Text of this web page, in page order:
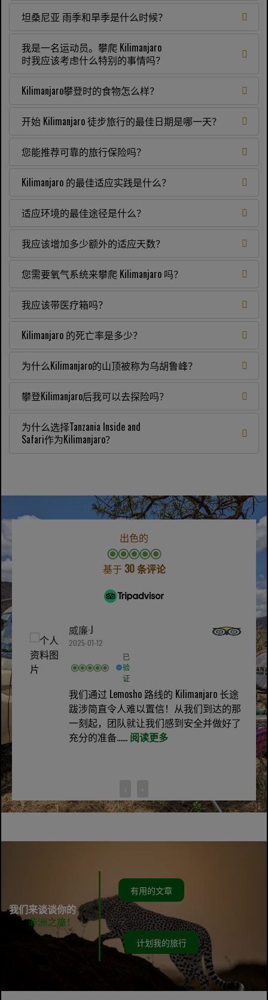
坦桑尼亚 雨季和旱季是什么时候？
我是一名运动员。攀爬 Kilimanjaro
时我应该考虑什么特别的事情吗？
Kilimanjaro攀登时的食物怎么样？
开始 Kilimanjaro 徒步旅行的最佳日期是哪一天？
您能推荐可靠的旅行保险吗？
Kilimanjaro 的最佳适应实践是什么？
适应环境的最佳途径是什么？
我应该增加多少额外的适应天数？
您需要氧气系统来攀爬 Kilimanjaro 吗？
我应该带医疗箱吗？
Kilimanjaro 的死亡率是多少？
为什么Kilimanjaro的山顶被称为乌胡鲁峰？
攀登Kilimanjaro后我可以去探险吗？
为什么选择Tanzania Inside and
Safari作为Kilimanjaro？
出色的
基于 30 条评论
威廉·J
2025-01-12
已
验
证
我们通过 Lemosho 路线的 Kilimanjaro 长途
跋涉简直令人难以置信！从我们到达的那
一刻起，团队就让我们感到安全并做好了
充分的准备...... 阅读更多
我们来谈谈你的
非洲之旅！
有用的文章
计划我的旅行